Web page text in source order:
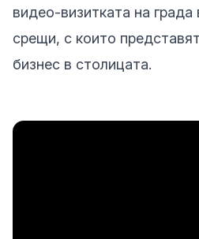
видео-визитката на града
срещи, с които
бизнес в столицата.